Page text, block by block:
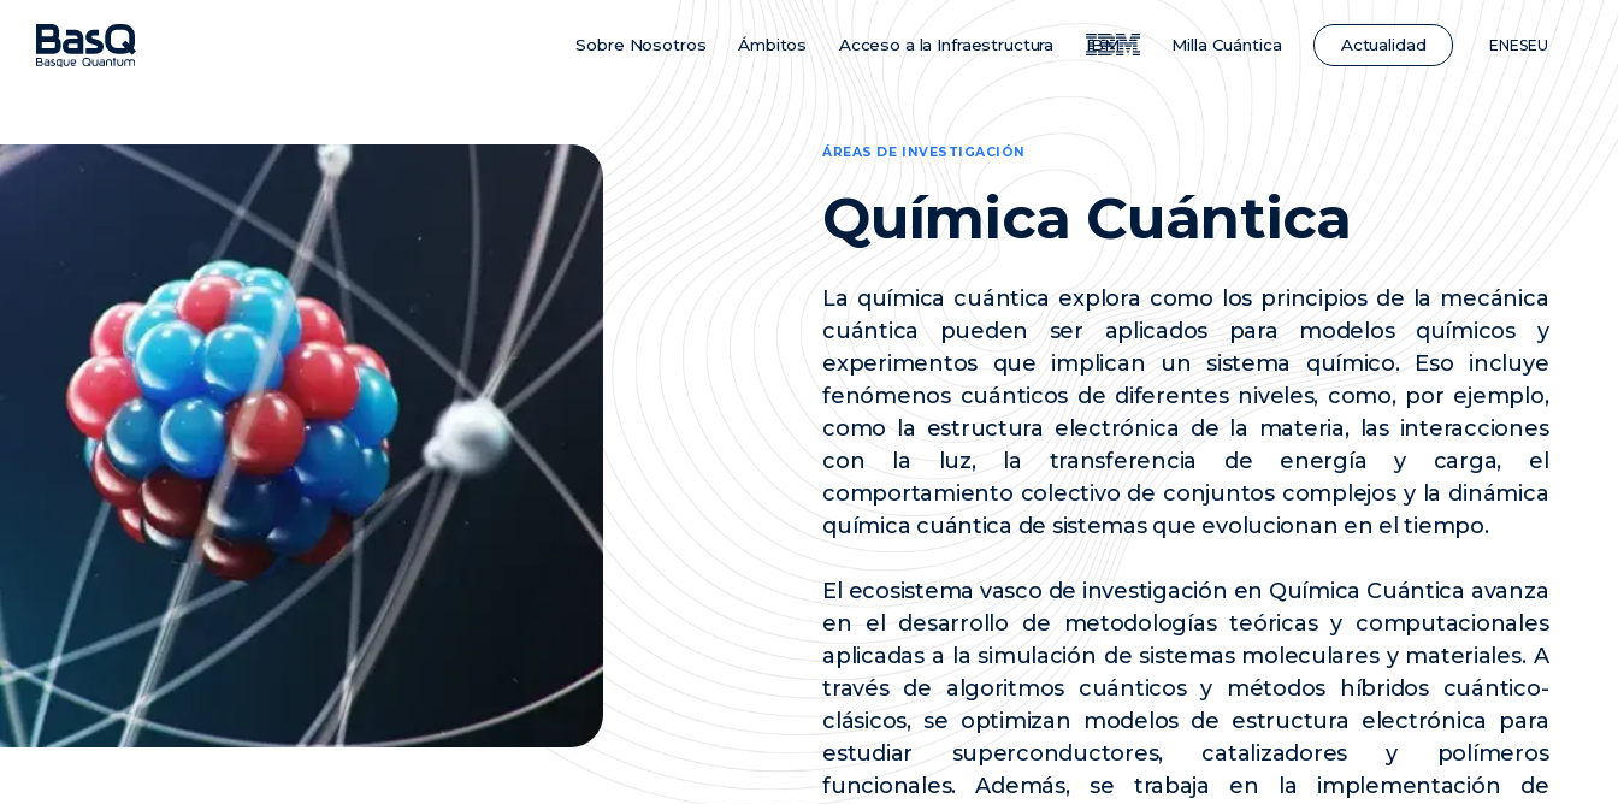
MainSobre Nosotros Ámbitos Acceso a la Infraestructura IBM Milla Cuántica Actualidad ENESEU
ÁREAS DE INVESTIGACIÓN
Química Cuántica
La química cuántica explora como los principios de la mecánica
cuántica pueden ser aplicados para modelos químicos y
experimentos que implican un sistema químico. Eso incluye
fenómenos cuánticos de diferentes niveles, como, por ejemplo,
como la estructura electrónica de la materia, las interacciones
con la luz, la transferencia de energía y carga, el
comportamiento colectivo de conjuntos complejos y la dinámica
química cuántica de sistemas que evolucionan en el tiempo.
El ecosistema vasco de investigación en Química Cuántica avanza
en el desarrollo de metodologías teóricas y computacionales
aplicadas a la simulación de sistemas moleculares y materiales. A
través de algoritmos cuánticos y métodos híbridos cuántico-
clásicos, se optimizan modelos de estructura electrónica para
estudiar superconductores, catalizadores y polímeros
funcionales. Además, se trabaja en la implementación de